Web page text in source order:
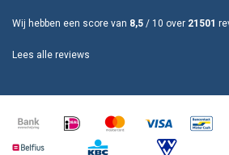
Wij hebben een score van 8,5 / 10 over 21501
Lees alle reviews